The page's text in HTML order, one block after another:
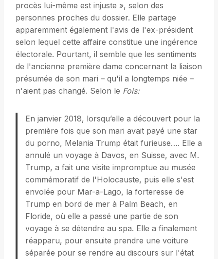
procès lui-même est injuste », selon des
personnes proches du dossier. Elle partage
apparemment également l'avis de l'ex-président
selon lequel cette affaire constitue une ingérence
électorale. Pourtant, il semble que les sentiments
de l'ancienne première dame concernant la liaison
présumée de son mari – qu'il a longtemps niée –
n'aient pas changé. Selon le Fois:
En janvier 2018, lorsqu’elle a découvert pour la
première fois que son mari avait payé une star
du porno, Melania Trump était furieuse…. Elle a
annulé un voyage à Davos, en Suisse, avec M.
Trump, a fait une visite impromptue au musée
commémoratif de l'Holocauste, puis elle s'est
envolée pour Mar-a-Lago, la forteresse de
Trump en bord de mer à Palm Beach, en
Floride, où elle a passé une partie de son
voyage à se détendre au spa. Elle a finalement
réapparu, pour ensuite prendre une voiture
séparée pour se rendre au discours sur l'état